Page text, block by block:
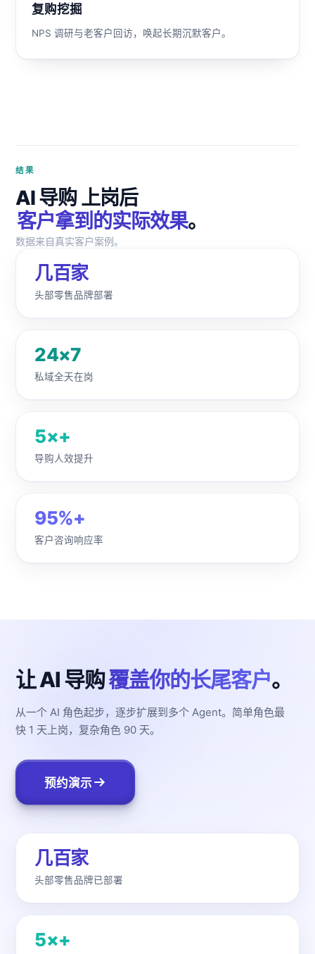
复购挖掘
NPS 调研与老客户回访，唤起长期沉默客户。
结果
AI 导购 上岗后
客户拿到的实际效果。
数据来自真实客户案例。
几百家
头部零售品牌部署
24×7
私域全天在岗
5×+
导购人效提升
95%+
客户咨询响应率
让 AI 导购覆盖你的长尾客户。
从一个 AI 角色起步，逐步扩展到多个 Agent。简单角色最
快 1 天上岗，复杂角色 90 天。
预约演示
几百家
头部零售品牌已部署
5×+